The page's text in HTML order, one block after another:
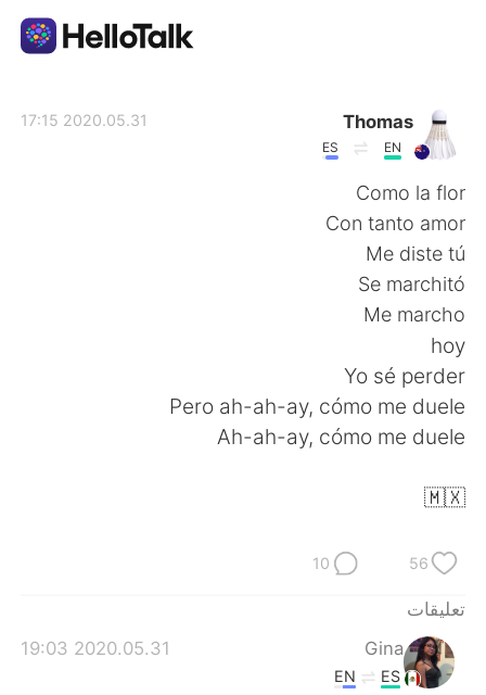
Deutsch
Türkçe
Thomas
EN
ES
2020.05.31 17:15
Como la flor
Con tanto amor
Me diste tú
Se marchitó
Me marcho
hoy
Yo sé perder
Pero ah-ah-ay, cómo me duele
Ah-ah-ay, cómo me duele
🇲🇽
56
10
تعليقات
Gina
2020.05.31 19:03
ES
EN